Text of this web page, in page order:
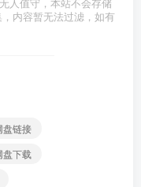
人值守，本站不会存储
内容暂无法过滤，如有
盘链接
盘下载